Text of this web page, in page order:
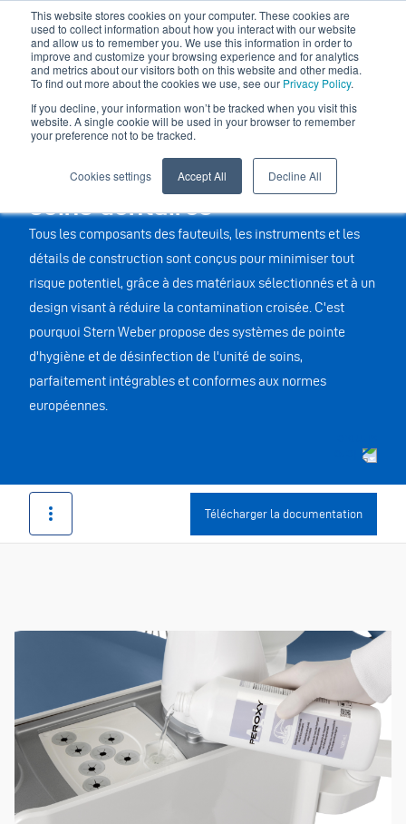
This website stores cookies on your computer. These cookies are
used to collect information about how you interact with our website
and allow us to remember you. We use this information in order to
improve and customize your browsing experience and for analytics
and metrics about our visitors both on this website and other media.
To find out more about the cookies we use, see our Privacy Policy.
If you decline, your information won’t be tracked when you visit this
website. A single cookie will be used in your browser to remember
your preference not to be tracked.
Cookies settings Accept All Decline All
Systèmes d’hygiène et
assainissement de l’unité de
soins dentaires
Tous les composants des fauteuils, les instruments et les
détails de construction sont conçus pour minimiser tout
risque potentiel, grâce à des matériaux sélectionnés et à un
design visant à réduire la contamination croisée. C'est
pourquoi Stern Weber propose des systèmes de pointe
d'hygiène et de désinfection de l'unité de soins,
parfaitement intégrables et conformes aux normes
européennes.
Télécharger la documentation